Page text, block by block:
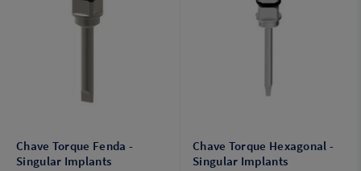
Chave Torque Fenda -
Singular Implants
Chave Torque Hexagonal -
Singular Implants